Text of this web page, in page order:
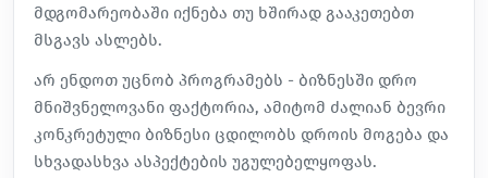
მდგომარეობაში იქნება თუ ხშირად გააკეთებთ
მსგავს ასლებს.
არ ენდოთ უცნობ პროგრამებს - ბიზნესში დრო
მნიშვნელოვანი ფაქტორია, ამიტომ ძალიან ბევრი
კონკრეტული ბიზნესი ცდილობს დროის მოგება და
სხვადასხვა ასპექტების უგულებელყოფას.